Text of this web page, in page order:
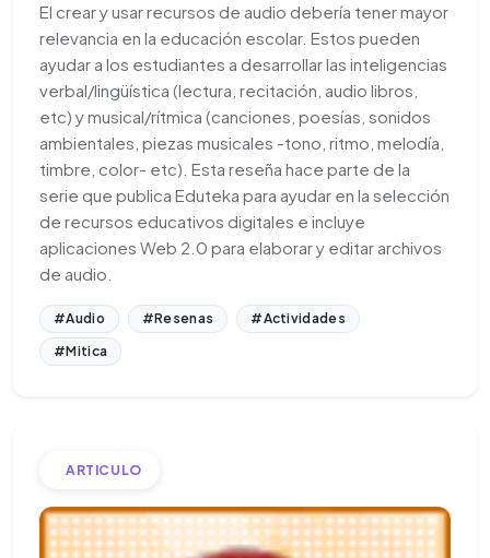
El crear y usar recursos de audio debería tener mayor
relevancia en la educación escolar. Estos pueden
ayudar a los estudiantes a desarrollar las inteligencias
verbal/lingüística (lectura, recitación, audio libros,
etc) y musical/rítmica (canciones, poesías, sonidos
ambientales, piezas musicales -tono, ritmo, melodía,
timbre, color- etc). Esta reseña hace parte de la
serie que publica Eduteka para ayudar en la selección
de recursos educativos digitales e incluye
aplicaciones Web 2.0 para elaborar y editar archivos
de audio.
#Audio #Resenas
#Actividades
#Mitica
ARTICULO